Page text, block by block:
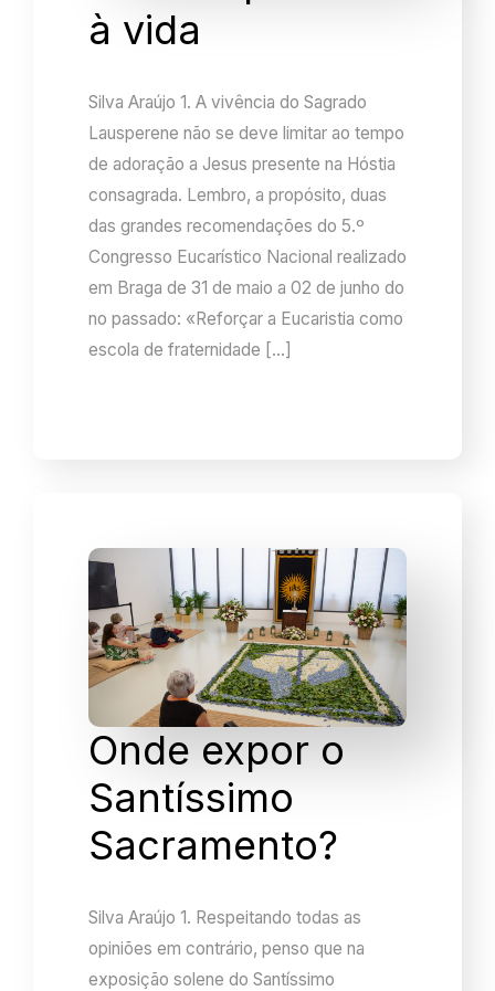
à vida
Silva Araújo 1. A vivência do Sagrado
Lausperene não se deve limitar ao tempo
de adoração a Jesus presente na Hóstia
consagrada. Lembro, a propósito, duas
das grandes recomendações do 5.º
Congresso Eucarístico Nacional realizado
em Braga de 31 de maio a 02 de junho do
no passado: «Reforçar a Eucaristia como
escola de fraternidade […]
Onde expor o
Santíssimo
Sacramento?
Silva Araújo 1. Respeitando todas as
opiniões em contrário, penso que na
exposição solene do Santíssimo